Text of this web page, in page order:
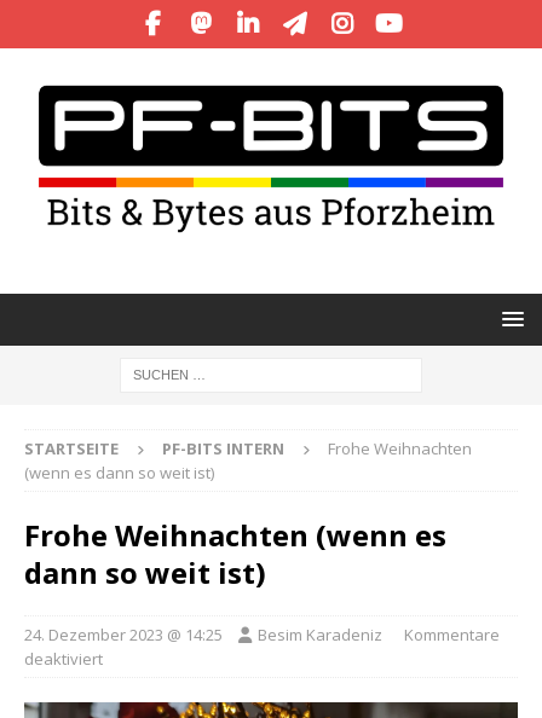
STARTSEITE PF-BITS INTERN
Frohe Weihnachten
(wenn es dann so weit ist)
Frohe Weihnachten (wenn es
dann so weit ist)
24. Dezember 2023 @ 14:25 Besim Karadeniz
Kommentare
deaktiviert